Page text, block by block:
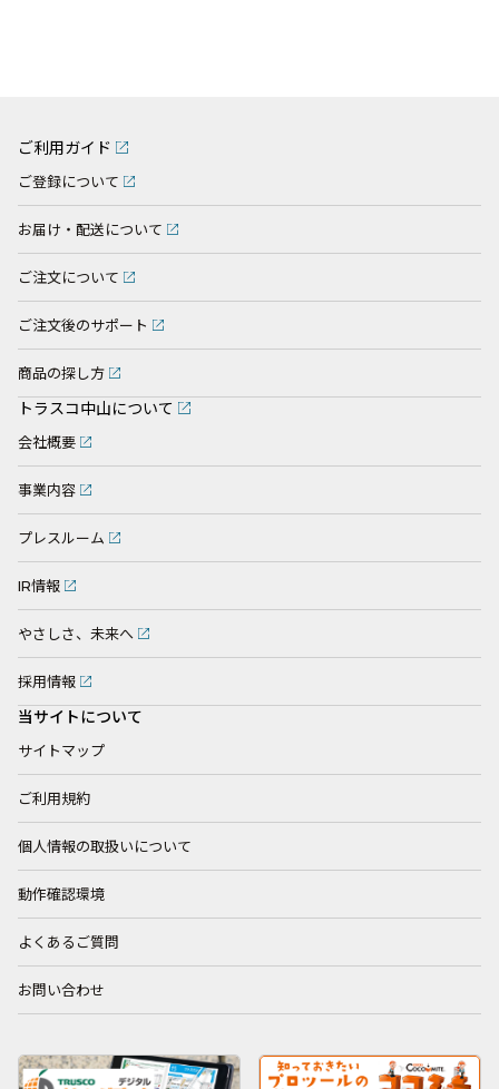
ご利用ガイド
ご登録について
お届け・配送について
ご注文について
ご注文後のサポート
商品の探し方
トラスコ中山について
会社概要
事業内容
プレスルーム
IR情報
やさしさ、未来へ
採用情報
当サイトについて
サイトマップ
ご利用規約
個人情報の取扱いについて
動作確認環境
よくあるご質問
お問い合わせ